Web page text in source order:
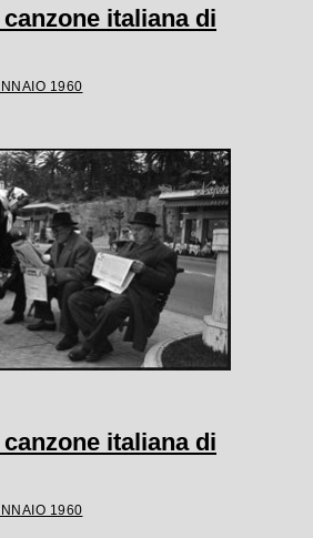
italiana di
1960
italiana di
1960